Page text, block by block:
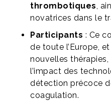
thrombotiques,
novatrices dans le
Participants : Ce
de toute l’Europe,
nouvelles
l’impact des
détection précoce
coagulation.